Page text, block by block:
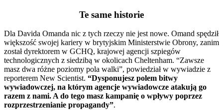
Te same historie
Dla Davida Omanda nic z tych rzeczy nie jest nowe. Omand spędził
większość swojej kariery w brytyjskim Ministerstwie Obrony, zanim
został dyrektorem w GCHQ, krajowej agencji szpiegów
technologicznych z siedzibą w okolicach Cheltenham. “Zawsze
masz dwa różne poziomy pola walki”, powiedział w wywiadzie z
reporterem New Scientist. “Dysponujesz polem bitwy
wywiadowczej, na którym agencje wywiadowcze atakują go
razem z nami. A do tego masz kampanię o wpływy poprzez
rozprzestrzenianie propagandy”.